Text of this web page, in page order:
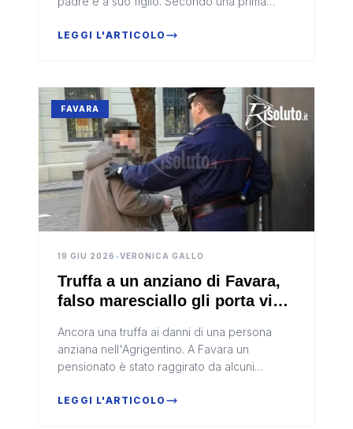
provocate dal lancio di una bo...
LEGGI L'ARTICOLO
FAVARA
19 GIU 2026 •VERONICA GALLO
Truffa a un anziano di Favara,
falso maresciallo gli porta via
Ancora una truffa ai danni di una persona
anziana nell'Agrigentino. A Favara un
pensionato è stato raggirato da alcuni
stratagemma del falso maresciallo, sono...
LEGGI L'ARTICOLO